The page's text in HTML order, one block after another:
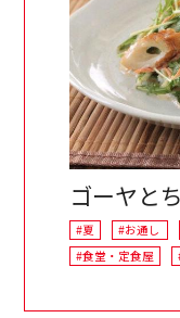
ゴーヤと
#夏 #お通し
#食堂・定食屋